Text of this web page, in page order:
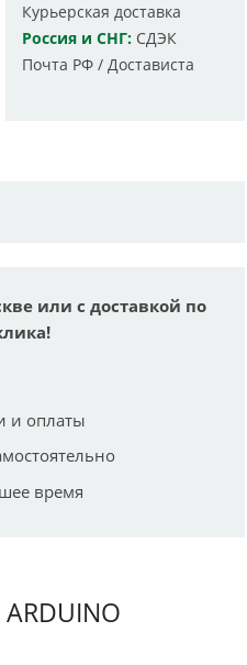
Курьерская доставка
Россия и СНГ:СДЭК
Почта РФ / Достависта
или с доставкой по
и оплаты
время